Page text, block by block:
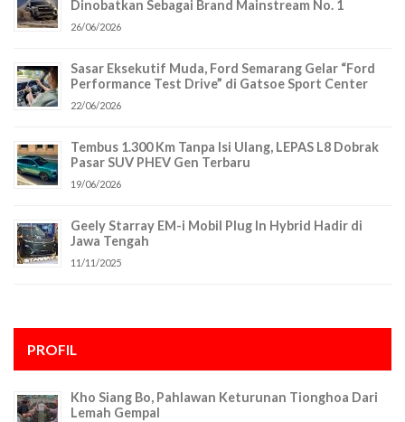
Dinobatkan Sebagai Brand Mainstream No. 1
26/06/2026
Sasar Eksekutif Muda, Ford Semarang Gelar “Ford
Performance Test Drive” di Gatsoe Sport Center
22/06/2026
Tembus 1.300 Km Tanpa Isi Ulang, LEPAS L8 Dobrak
Pasar SUV PHEV Gen Terbaru
19/06/2026
Geely Starray EM-i Mobil Plug In Hybrid Hadir di
Jawa Tengah
11/11/2025
PROFIL
Kho Siang Bo, Pahlawan Keturunan Tionghoa Dari
Lemah Gempal